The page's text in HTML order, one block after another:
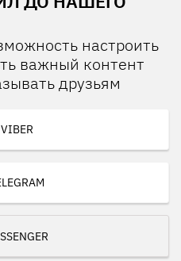
настроить
важный контент
друзьям
VIBER